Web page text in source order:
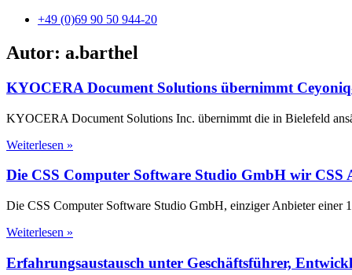
+49 (0)69 90 50 944-20
Autor: a.barthel
KYOCERA Document Solutions übernimmt
KYOCERA Document Solutions Inc. übernimmt die in Bielefeld
Weiterlesen »
Die CSS Computer Software Studio GmbH wir CSS
Die CSS Computer Software Studio GmbH, einziger Anbieter einer
Weiterlesen »
Erfahrungsaustausch unter Geschäftsführer,